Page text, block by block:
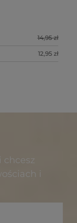
14,95 zł
12,95 zł
chcesz
i